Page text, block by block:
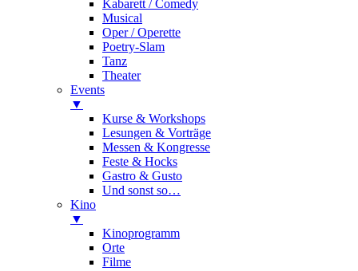
Kabarett / Comedy
Musical
Oper / Operette
Poetry-Slam
Tanz
Theater
Events
▼
Kurse & Workshops
Lesungen & Vorträge
Messen & Kongresse
Feste & Hocks
Gastro & Gusto
Und sonst so…
Kino
▼
Kinoprogramm
Orte
Filme